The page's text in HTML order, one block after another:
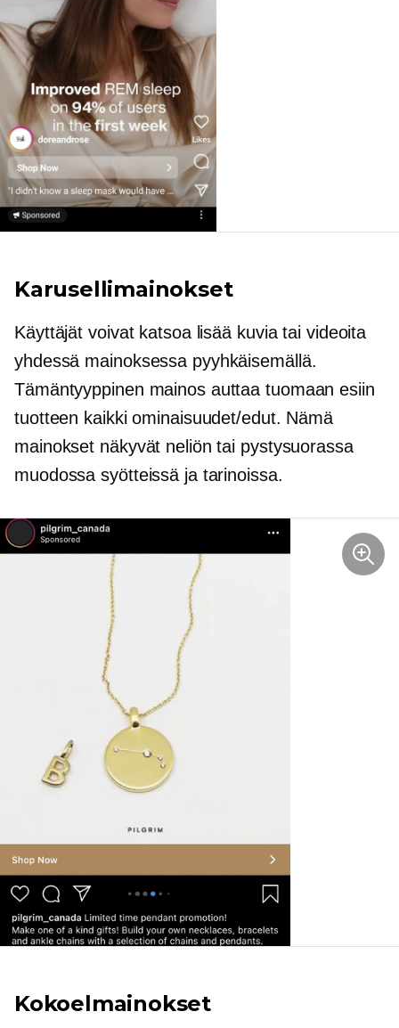
Karusellimainokset
Käyttäjät voivat katsoa lisää kuvia tai videoita
yhdessä mainoksessa pyyhkäisemällä.
Tämäntyyppinen mainos auttaa tuomaan esiin
tuotteen kaikki ominaisuudet/edut. Nämä
mainokset näkyvät neliön tai pystysuorassa
muodossa syötteissä ja tarinoissa.
Kokoelmainokset